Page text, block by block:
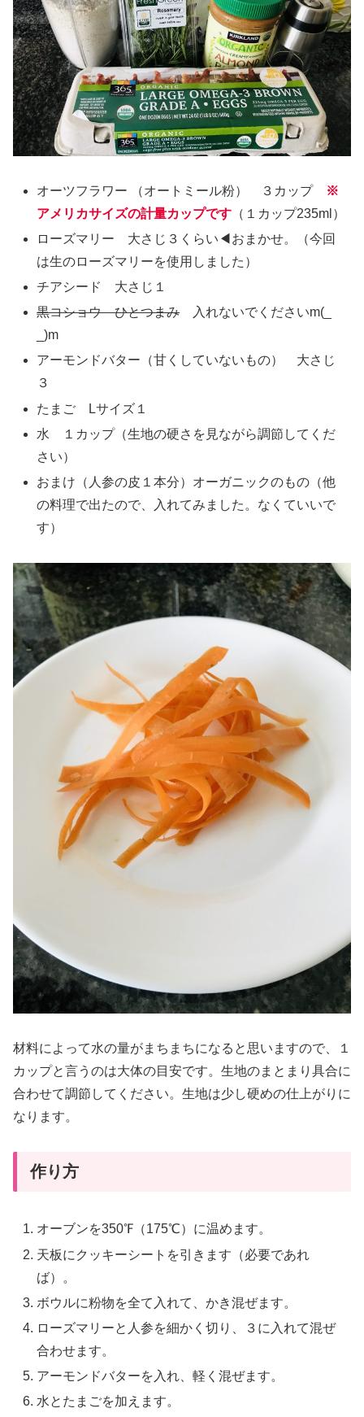
オーツフラワー （オートミール粉） ３カップ
※
アメリカサイズの計量カップです （１カップ235ml）
ローズマリー 大さじ３くらい◀︎おまかせ。（今回
は生のローズマリーを使用しました）
チアシード 大さじ１
黒コショウ ひとつまみ入れないでくださいm(_
_)m
アーモンドバター（甘くしていないもの） 大さじ
３
たまご Lサイズ１
水 １カップ（生地の硬さを見ながら調節してくだ
さい）
おまけ（人参の皮１本分）オーガニックのもの（他
の料理で出たので、入れてみました。なくていいで
す）
材料によって水の量がまちまちになると思いますので、１
カップと言うのは大体の目安です。生地のまとまり具合に
合わせて調節してください。生地は少し硬めの仕上がりに
なります。
作り方
オーブンを350℉（175℃）に温めます。
天板にクッキーシートを引きます（必要であれ
ば）。
ボウルに粉物を全て入れて、かき混ぜます。
ローズマリーと人参を細かく切り、３に入れて混ぜ
合わせます。
アーモンドバターを入れ、軽く混ぜます。
水とたまごを加えます。